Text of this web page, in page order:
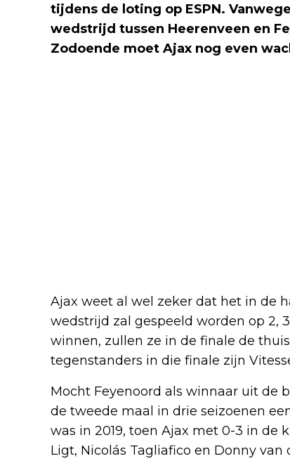
tijdens de loting op ESPN.
wedstrijd tussen Heerenveen en
Zodoende moet Ajax nog even
Ajax weet al wel zeker dat het in de
wedstrijd zal gespeeld worden op 2,
winnen, zullen ze in de finale de
tegenstanders in die finale zijn
Mocht Feyenoord als winnaar uit de
de tweede maal in drie seizoenen
was in 2019, toen Ajax met 0-3 in de
Ligt, Nicolás Tagliafico en Donny